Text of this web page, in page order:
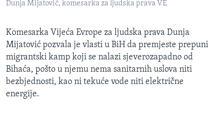
Dunja Mijatović, komesarka za ljudska prava VE
Komesarka Vijeća Evrope za ljudska prava Dunja
Mijatović pozvala je vlasti u BiH da premjeste prepuni
migrantski kamp koji se nalazi sjeverozapadno od
Bihaća, pošto u njemu nema sanitarnih uslova niti
bezbjednosti, kao ni tekuće vode niti električne
energije.